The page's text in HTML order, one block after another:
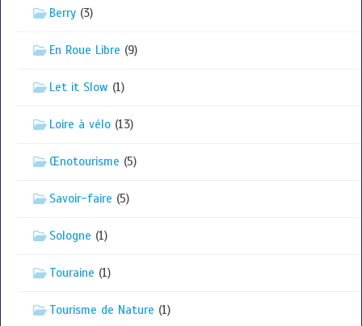
Berry (3)
En Roue Libre (9)
Let it Slow (1)
Loire à vélo (13)
Œnotourisme (5)
Savoir-faire (5)
Sologne (1)
Touraine (1)
Tourisme de Nature (1)